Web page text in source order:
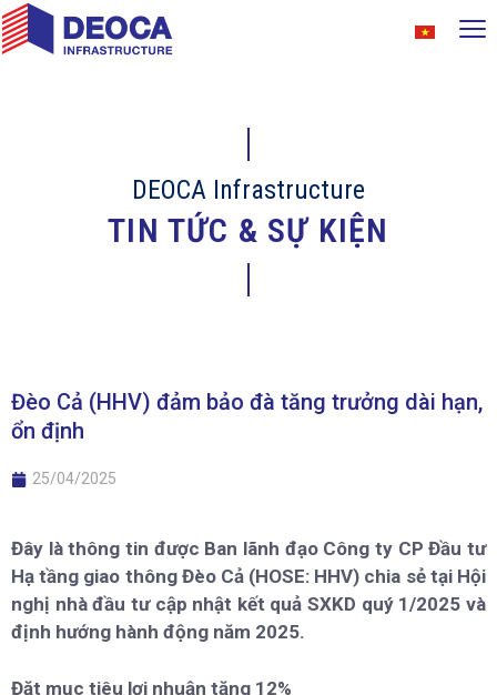
DEOCA Infrastructure
TIN TỨC & SỰ KIỆN
Đèo Cả (HHV) đảm bảo đà tăng trưởng dài hạn,
ổn định
25/04/2025
Đây là thông tin được Ban lãnh đạo Công ty CP Đầu tư
Hạ tầng giao thông Đèo Cả (HOSE: HHV) chia sẻ tại Hội
nghị nhà đầu tư cập nhật kết quả SXKD quý 1/2025 và
định hướng hành động năm 2025.
Đặt mục tiêu lợi nhuận tăng 12%